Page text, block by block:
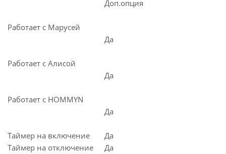
Доп.опция
Работает с Марусей
Да
Работает с Алисой
Да
Работает с HOMMYN
Да
Таймер на включение
Да
Таймер на отключение
Да